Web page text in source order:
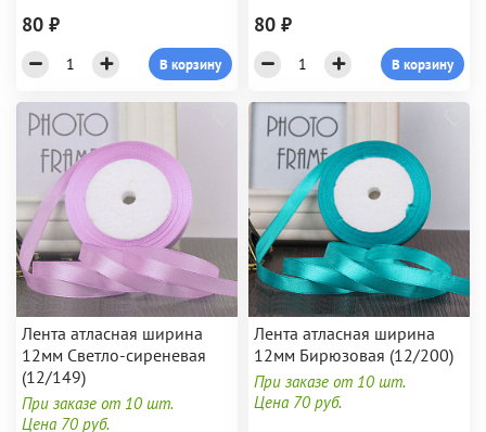
80 ₽
В корзину
80 ₽
В корзину
Лента атласная ширина
12мм Светло-сиреневая
(12/149)
При заказе от 10 шт.
Цена 70 руб.
Лента атласная ширина
12мм Бирюзовая (12/200)
При заказе от 10 шт.
Цена 70 руб.